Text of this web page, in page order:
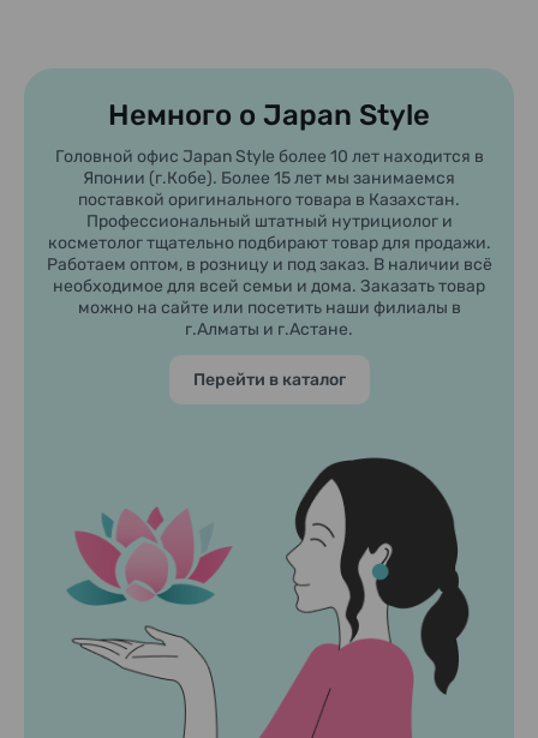
Немного о Japan Style
Головной офис Japan Style более 10 лет находится в
Японии (г.Кобе). Более 15 лет мы занимаемся
поставкой оригинального товара в Казахстан.
Профессиональный штатный нутрициолог и
косметолог тщательно подбирают товар для продажи.
Работаем оптом, в розницу и под заказ. В наличии всё
необходимое для всей семьи и дома. Заказать товар
можно на сайте или посетить наши филиалы в
г.Алматы и г.Астане.
Перейти в каталог